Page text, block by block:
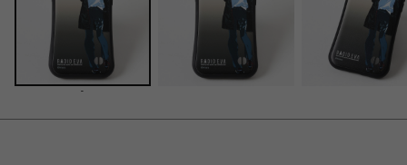
-